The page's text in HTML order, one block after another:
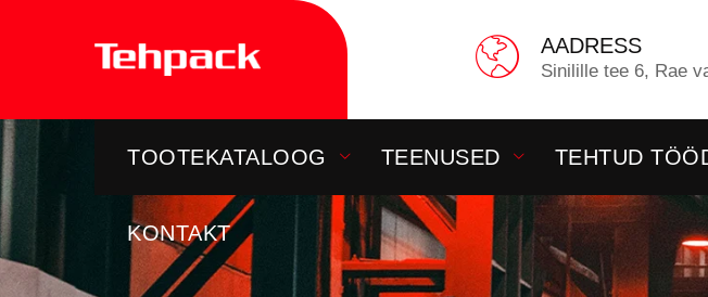
AADRESS
Sinilille tee 6, Rae
TOOTEKATALOOG TEENUSED TEHTUD
KONTAKT